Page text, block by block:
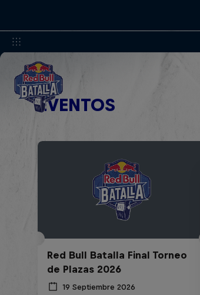
EVENTOS
Red Bull Batalla Final Torneo
de Plazas 2026
19 Septiembre 2026